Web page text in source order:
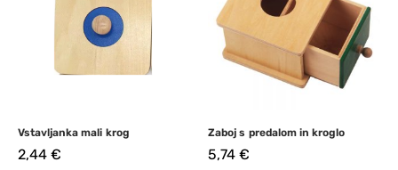
Vstavljanka mali krog
2,44€
Zaboj s predalom in kroglo
5,74€